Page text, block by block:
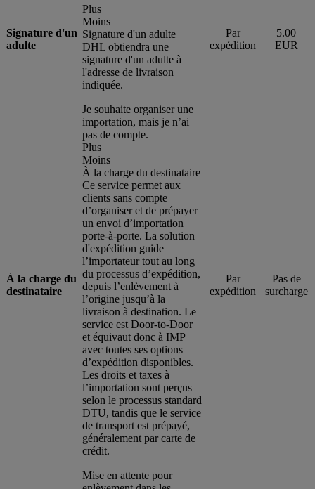
Signature d'un
adulte
Plus
Moins
Signature d'un adulte
DHL obtiendra une
signature d'un adulte à
l'adresse de livraison
indiquée.
Par
expédition
5.00
EUR
À la charge du
destinataire
Je souhaite organiser une
importation, mais je n’ai
pas de compte.
Plus
Moins
À la charge du destinataire
Ce service permet aux
clients sans compte
d’organiser et de prépayer
un envoi d’importation
porte-à-porte. La solution
d'expédition guide
l’importateur tout au long
du processus d’expédition,
depuis l’enlèvement à
l’origine jusqu’à la
livraison à destination. Le
service est Door-to-Door
et équivaut donc à IMP
avec toutes ses options
d’expédition disponibles.
Les droits et taxes à
l’importation sont perçus
selon le processus standard
DTU, tandis que le service
de transport est prépayé,
généralement par carte de
crédit.
Par
expédition
Pas de
surcharge
Mise en attente pour